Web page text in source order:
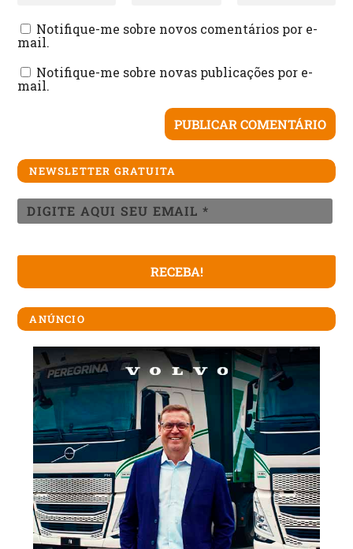
Notifique-me sobre novos comentários por e-
mail.
Notifique-me sobre novas publicações por e-
mail.
NEWSLETTER GRATUITA
ANÚNCIO